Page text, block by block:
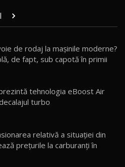
face lumea să se întoarcă după el
nr.1 BYD în Moldova? BYD Seal U
de rodaj la mașinile moderne?
de fapt, sub capotă în primii
tehnologia eBoost Air
turbo
relativă a situației din
prețurile la carburanți în